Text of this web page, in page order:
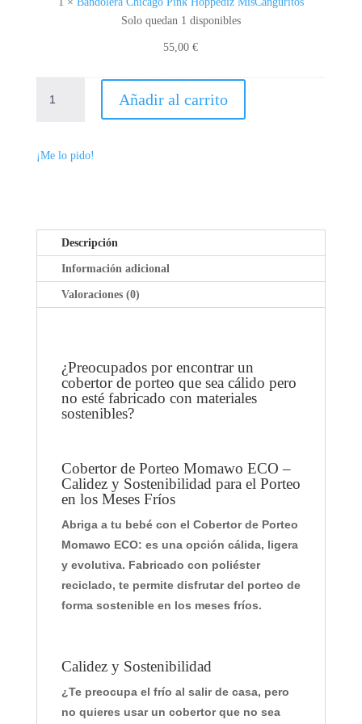
P
N
H
O
I
U
R
I
Solo quedan 1 disponibles
55,00€
COBERTOR
DE
ECO
CANTIDAD
Añadir al carrito
¡Me lo pido!
Descripción
Información adicional
Valoraciones (0)
¿Preocupados por encontrar un
cobertor de porteo que sea cálido pero
no esté fabricado con materiales
sostenibles?
Cobertor de Porteo Momawo ECO –
Calidez y Sostenibilidad para el Porteo
en los Meses Fríos
Abriga a tu bebé con el Cobertor de Porteo
Momawo ECO: es una opción cálida, ligera
y evolutiva. Fabricado con poliéster
reciclado, te permite disfrutar del porteo de
forma sostenible en los meses fríos.
Calidez y Sostenibilidad
¿Te preocupa el frío al salir de casa, pero
no quieres usar un cobertor que no sea